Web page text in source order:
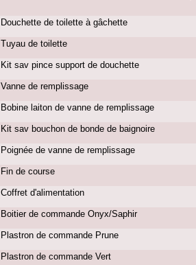
Douchette de toilette à gâchette
Tuyau de toilette
Kit sav pince support de douchette
Vanne de remplissage
Bobine laiton de vanne de remplissage
Kit sav bouchon de bonde de baignoire
Poignée de vanne de remplissage
Fin de course
Coffret d'alimentation
Boitier de commande Onyx/Saphir
Plastron de commande Prune
Plastron de commande Vert